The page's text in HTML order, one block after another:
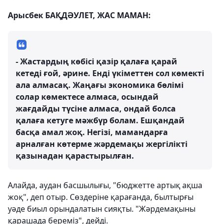
Арысбек БАҚДӘУЛЕТ, ЖАС МАМАН:
- Жастардың көбісі қазір қалаға қарай
кетеді ғой, әрине. Енді үкіметтен сол көмекті
ала алмасақ. Жаңағы экономика бөлімі
солар көмектесе алмаса, осындай
жағдайды түсіне алмаса, ондай болса
қалаға кетуге мәжбүр болам. Ешқандай
басқа амал жоқ. Негізі, мамандарға
арналған көтерме жәрдемақы жергілікті
қазынадан қарастырылған.
Алайда, аудан басшылығы, "бюджетте артық ақша
жоқ", деп отыр. Сөздеріне қарағанда, былтырғы
уәде биыл орындалатын сияқты. "Жәрдемақыны
қарашада береміз", дейді.